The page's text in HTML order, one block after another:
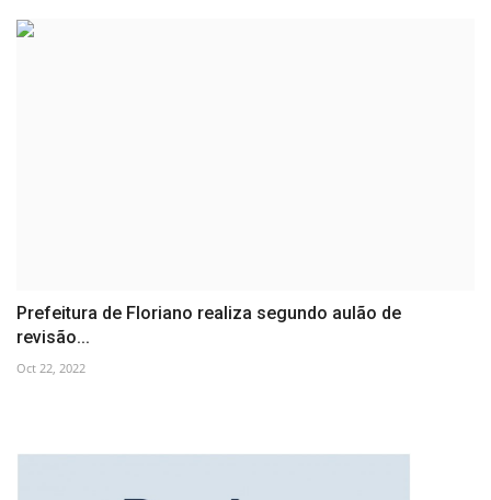
Prefeitura de Floriano realiza segundo aulão de
revisão...
Oct 22, 2022